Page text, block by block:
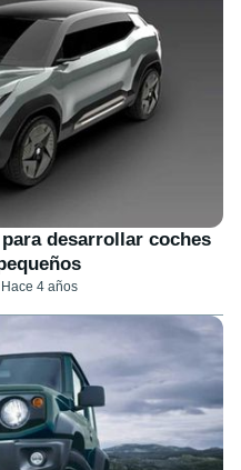
desarrollar coches
Hace 4 años